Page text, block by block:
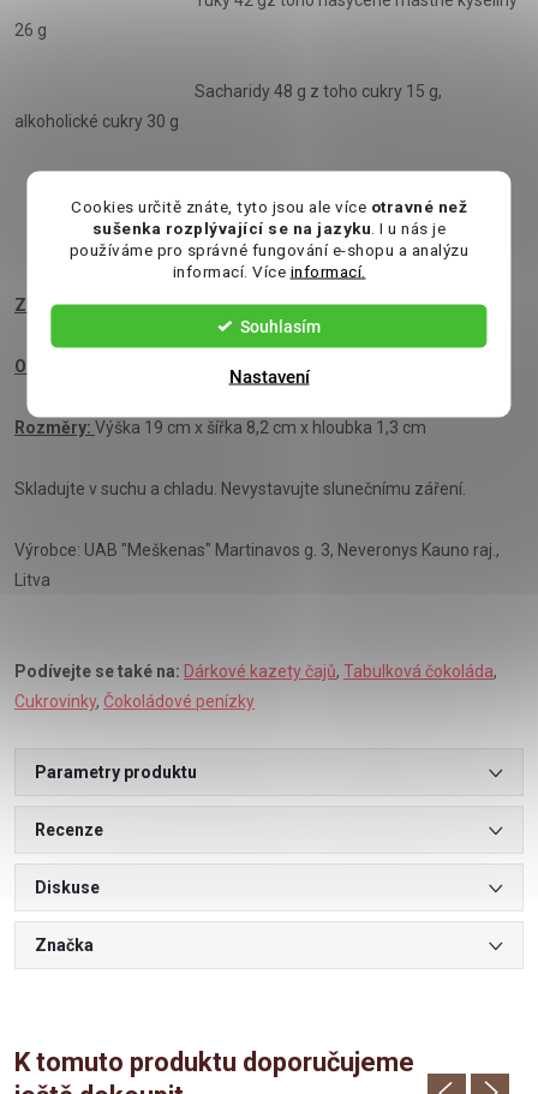
Cookies určitě znáte, tyto jsou ale více otravné než
sušenka rozplývající se na jazyku . I u nás je
používáme pro správné fungování e-shopu a analýzu
informací. Více informací.
Souhlasím
Nastavení
26 g
Sacharidy 48 g z toho cukry 15 g,
alkoholické cukry 30 g
Bílkoviny 9,6 g
Sůl 0,3 g
Země původu:Litva
Obsah:
Rozměry: Výška 19 cm x šířka 8,2 cm x hloubka 1,3 cm
Skladujte v suchu a chladu. Nevystavujte slunečnímu záření.
Výrobce: UAB "Meškenas" Martinavos g. 3, Neveronys Kauno raj.,
Litva
Podívejte se také na: Dárkové kazety čajů, Tabulková čokoláda,
Cukrovinky, Čokoládové penízky
Parametry produktu
Recenze
Diskuse
Značka
K tomuto produktu doporučujeme